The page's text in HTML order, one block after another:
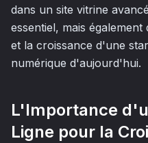
dans un site vitrine
essentiel, mais
et la croissance d'une
numérique d'aujourd'hui.
L'Importance
Ligne pour la